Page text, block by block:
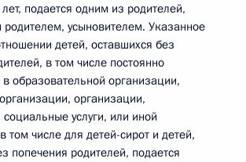
подается одним из родителей,
усыновителем. Указанное
детей, оставшихся без
в том числе постоянно
образовательной организации,
организации,
услуги, или иной
том числе для детей-сирот и детей,
попечения родителей, подается